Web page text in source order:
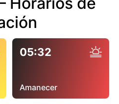
05:32
Amanecer